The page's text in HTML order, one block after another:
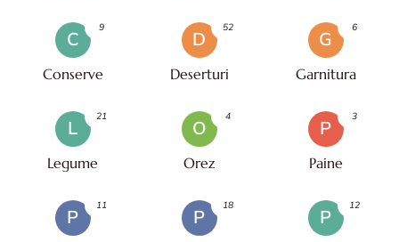
C
Conserve
9
D
Deserturi
52
G
Garnitura
6
L
Legume
21
O
Orez
4
P
Paine
3
P
11
P
18
P
12